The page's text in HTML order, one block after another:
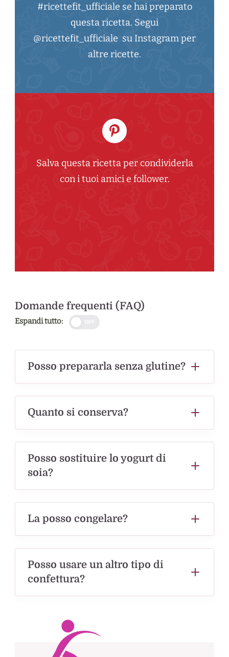
#ricettefit_ufficiale se hai preparato
questa ricetta. Segui
@ricettefit_ufficiale su Instagram per
altre ricette.
Salva questa ricetta per condividerla
con i tuoi amici e follower.
Domande frequenti (FAQ)
Espandi tutto:
Posso prepararla senza glutine?
Quanto si conserva?
Posso sostituire lo yogurt di
soia?
La posso congelare?
Posso usare un altro tipo di
confettura?